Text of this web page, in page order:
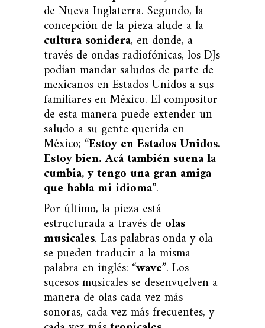
de Nueva Inglaterra. Segundo, la
concepción de la pieza alude a la
cultura sonidera, en donde, a
través de ondas radiofónicas, los DJs
podían mandar saludos de parte de
mexicanos en Estados Unidos a sus
familiares en México. El compositor
de esta manera puede extender un
saludo a su gente querida en
México; “Estoy en Estados Unidos.
Estoy bien. Acá también suena la
cumbia, y tengo una gran amiga
que habla mi idioma”.
Por último, la pieza está
estructurada a través de olas
musicales. Las palabras onda y ola
se pueden traducir a la misma
palabra en inglés: “wave”. Los
sucesos musicales se desenvuelven a
manera de olas cada vez más
sonoras, cada vez más frecuentes, y